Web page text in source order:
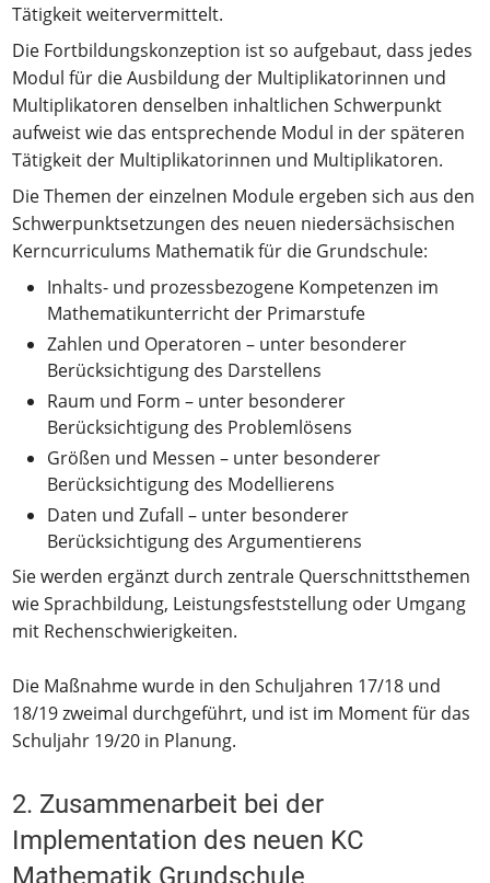
Tätigkeit weitervermittelt.
Die Fortbildungskonzeption ist so aufgebaut, dass jedes
Modul für die Ausbildung der Multiplikatorinnen und
Multiplikatoren denselben inhaltlichen Schwerpunkt
aufweist wie das entsprechende Modul in der späteren
Tätigkeit der Multiplikatorinnen und Multiplikatoren.
Die Themen der einzelnen Module ergeben sich aus den
Schwerpunktsetzungen des neuen niedersächsischen
Kerncurriculums Mathematik für die Grundschule:
Inhalts- und prozessbezogene Kompetenzen im
Mathematikunterricht der Primarstufe
Zahlen und Operatoren – unter besonderer
Berücksichtigung des Darstellens
Raum und Form – unter besonderer
Berücksichtigung des Problemlösens
Größen und Messen – unter besonderer
Berücksichtigung des Modellierens
Daten und Zufall – unter besonderer
Berücksichtigung des Argumentierens
Sie werden ergänzt durch zentrale Querschnittsthemen
wie Sprachbildung, Leistungsfeststellung oder Umgang
mit Rechenschwierigkeiten.
Die Maßnahme wurde in den Schuljahren 17/18 und
18/19 zweimal durchgeführt, und ist im Moment für das
Schuljahr 19/20 in Planung.
2. Zusammenarbeit bei der
Implementation des neuen KC
Mathematik Grundschule